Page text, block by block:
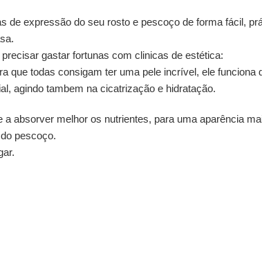
de expressão do seu rosto e pescoço de forma fácil,
gastar fortunas com clinicas de estética:
que todas consigam ter uma pele incrível, ele
agindo tambem na cicatrização e hidratação.
absorver melhor os nutrientes, para uma aparência
pescoço.